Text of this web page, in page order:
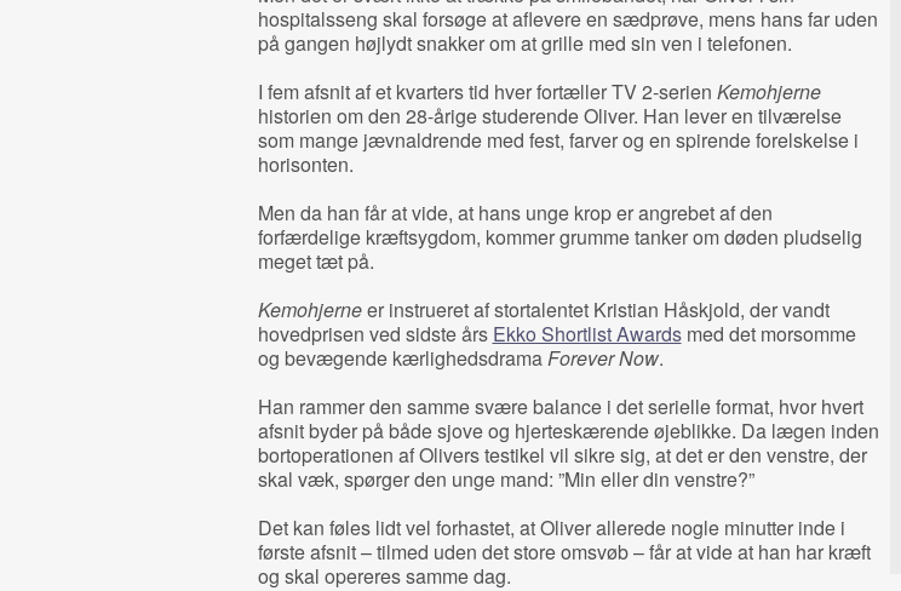
hospitalsseng skal forsøge at aflevere en sædprøve, mens hans far uden
på gangen højlydt snakker om at grille med sin ven i telefonen.
I fem afsnit af et kvarters tid hver fortæller TV 2-serien Kemohjerne
historien om den 28-årige studerende Oliver. Han lever en tilværelse
som mange jævnaldrende med fest, farver og en spirende forelskelse i
horisonten.
Men da han får at vide, at hans unge krop er angrebet af den
forfærdelige kræftsygdom, kommer grumme tanker om døden pludselig
meget tæt på.
Kemohjerneer instrueret af stortalentet Kristian Håskjold, der vandt
hovedprisen ved sidste års Ekko Shortlist Awardsmed det morsomme
og bevægende kærlighedsdramaForever Now.
Han rammer den samme svære balance i det serielle format, hvor hvert
afsnit byder på både sjove og hjerteskærende øjeblikke. Da lægen inden
bortoperationen af Olivers testikel vil sikre sig, at det er den venstre, der
skal væk, spørger den unge mand: ”Min eller din venstre?”
Det kan føles lidt vel forhastet, at Oliver allerede nogle minutter inde i
første afsnit – tilmed uden det store omsvøb – får at vide at han har kræft
og skal opereres samme dag.